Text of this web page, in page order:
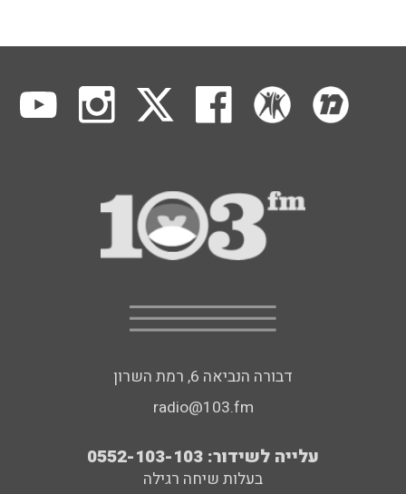
דבורה הנביאה 6, רמת השרון
radio@103.fm
עלייה לשידור: 0552-103-103
בעלות שיחה רגילה